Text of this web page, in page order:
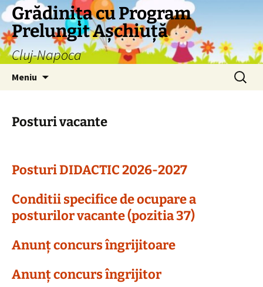
Grădinița cu Program
Prelungit Așchiuță
Cluj-Napoca
Meniu
Caută
după:
Posturi vacante
Posturi DIDACTIC 2026-2027
Conditii specifice de ocupare a
posturilor vacante (pozitia 37)
Anunț concurs îngrijitoare
Anunț concurs îngrijitor